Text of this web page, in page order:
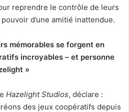
reprendre le contrôle de leurs
d’une amitié inattendue.
mémorables se forgent en
incroyables – et personne
»
Hazelight Studios, déclare :
des jeux coopératifs depuis